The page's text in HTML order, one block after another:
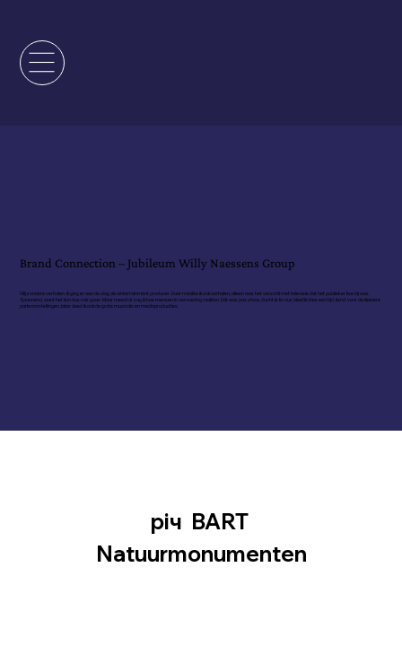
Brand Connection – Jubileum Willy Naessens Group
1 Bijzondere verhalen. Ik ging er aan de slag als entertainment producer. Daar maakte ik ook verhalen, alleen was het verschil met televisie dat het publiek er live bij was.
Spannend, want het kon dus mis gaan. Maar meestal zag ik hoe mensen in vervoering raakten. Dát was pas show, dacht ik. En dus bleef ik daar een tijd. Eerst voor de kleinere
parkvoorstellingen, later deed ik ook de grote musicals en mediaproducties.
річ  BART
Natuurmonumenten